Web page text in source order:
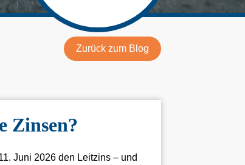
Zurück zum Blog
Zinsen?
Juni 2026 den Leitzins – und